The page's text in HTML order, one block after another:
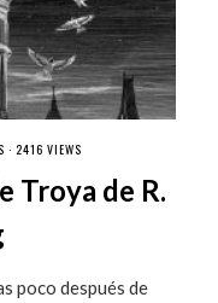
· 2416 VIEWS
Troya de R.
poco después de